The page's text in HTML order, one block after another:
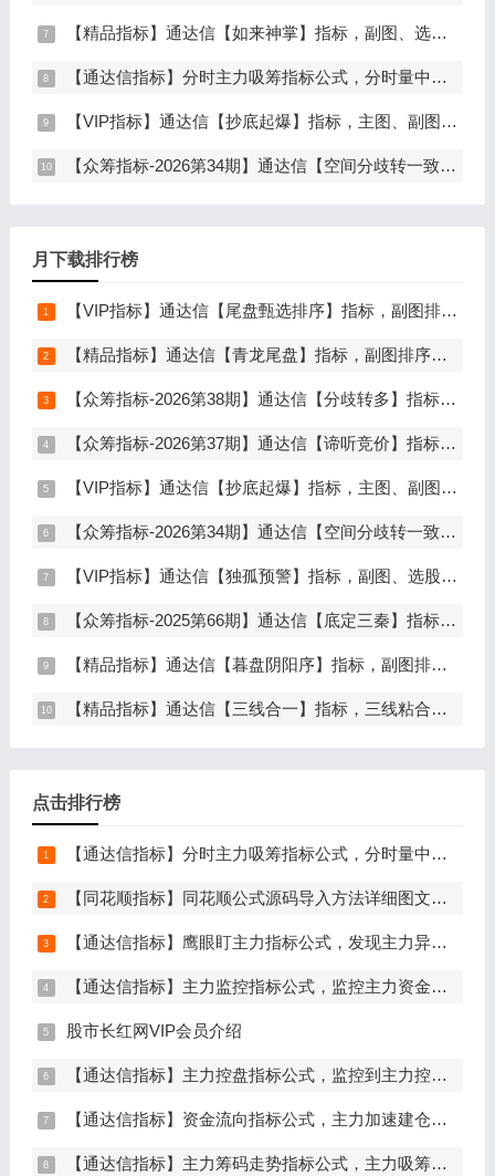
【精品指标】通达信【如来神掌】指标，副图、选股，有筹码进场，堪称金钻，仅限电脑通达信使用
【通达信指标】分时主力吸筹指标公式，分时量中显主力（分时副图）
【VIP指标】通达信【抄底起爆】指标，主图、副图、选股，趋势缩量放量三重信号确认，解决抄底总在半山腰难题，手机电脑通达信通用
【众筹指标-2026第34期】通达信【空间分歧转一致】指标，主图、副图、选股，中长线波段低吸，分歧后一致量化信号，低吸二波，无未来函数，手机电脑通达信通用
月下载排行榜
【VIP指标】通达信【尾盘甄选排序】指标，副图排序，短线打造的尾盘战法，今买明卖超短战法，信号可回测，仅限电脑通达信使用
【精品指标】通达信【青龙尾盘】指标，副图排序，分时主图，排序潜伏，次日套利，信号可回看，超短策略，仅限电脑通达信使用
【众筹指标-2026第38期】通达信【分歧转多】指标，主图、副图、选股，首板分歧低吸二波行情，信号少，胜率高，手机电脑通达信通用
【众筹指标-2026第37期】通达信【谛听竞价】指标，副图排序、选股，原价5980元的早盘竞价指标，可回测历史数据，信号全天不变，开放源码可永久使用，手机电脑通达信通用
【VIP指标】通达信【抄底起爆】指标，主图、副图、选股，趋势缩量放量三重信号确认，解决抄底总在半山腰难题，手机电脑通达信通用
【众筹指标-2026第34期】通达信【空间分歧转一致】指标，主图、副图、选股，中长线波段低吸，分歧后一致量化信号，低吸二波，无未来函数，手机电脑通达信通用
【VIP指标】通达信【独孤预警】指标，副图、选股，码力金矿独创趋势企稳预警，无未来函数，手机电脑通达信通用
【众筹指标-2025第66期】通达信【底定三秦】指标，主图、副图、选股，连板龙头低吸精准量化，出票少而精，五年平均胜率92%，手机电脑通达信通用
【精品指标】通达信【暮盘阴阳序】指标，副图排序，尾盘选股，电脑版量化辅助工具，尾盘排序，信号全天不变，仅限电脑通达信使用
【精品指标】通达信【三线合一】指标，三线粘合必涨，无未来函数，手机电脑通达信通用
点击排行榜
【通达信指标】分时主力吸筹指标公式，分时量中显主力（分时副图）
【同花顺指标】同花顺公式源码导入方法详细图文教程
【通达信指标】鹰眼盯主力指标公式，发现主力异动资金（副图+选股）
【通达信指标】主力监控指标公式，监控主力资金和筹码异动（副图+选股）
股市长红网VIP会员介绍
【通达信指标】主力控盘指标公式，监控到主力控盘时间越长，后期爆发力越大（副图+选股）
【通达信指标】资金流向指标公式，主力加速建仓（副图+选股）
【通达信指标】主力筹码走势指标公式，主力吸筹，筹码集中度解析，挖掘大资金信号（副图+选股）